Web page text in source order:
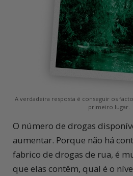
A verdadeira resposta é conseguir os
primeiro lugar.
O número de drogas
aumentar. Porque não há
fabrico de drogas de rua, é
que elas contêm, qual é o